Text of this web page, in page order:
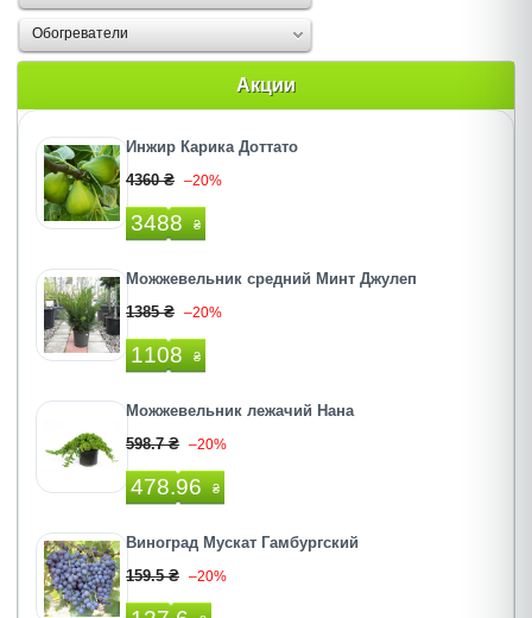
Обогреватели
Акции
Инжир Карика Доттато
4360 ₴ –20%
3488 ₴
Можжевельник средний Минт Джулеп
1385 ₴ –20%
1108 ₴
Можжевельник лежачий Нана
598.7 ₴ –20%
478.96 ₴
Виноград Мускат Гамбургский
159.5 ₴ –20%